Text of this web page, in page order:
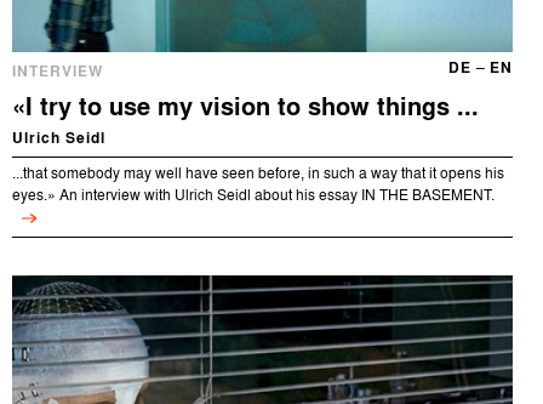
INTERVIEW DE – EN
«I try to use my vision to show things ...
Ulrich Seidl
...that somebody may well have seen before, in such a way that it opens his
eyes.» An interview with Ulrich Seidl about his essay IN THE BASEMENT.